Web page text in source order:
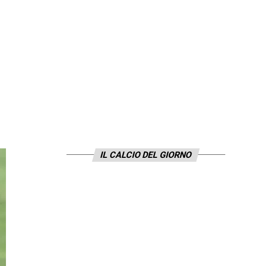
IL CALCIO DEL GIORNO